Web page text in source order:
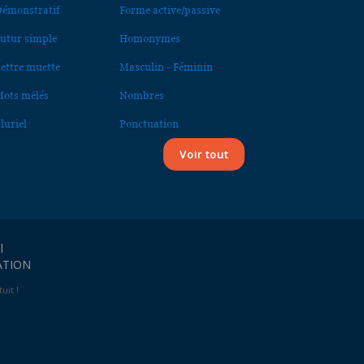
Forme active/passive
simple Homonymes
muette Masculin - Féminin
mêlés Nombres
Ponctuation
Voir tout
!